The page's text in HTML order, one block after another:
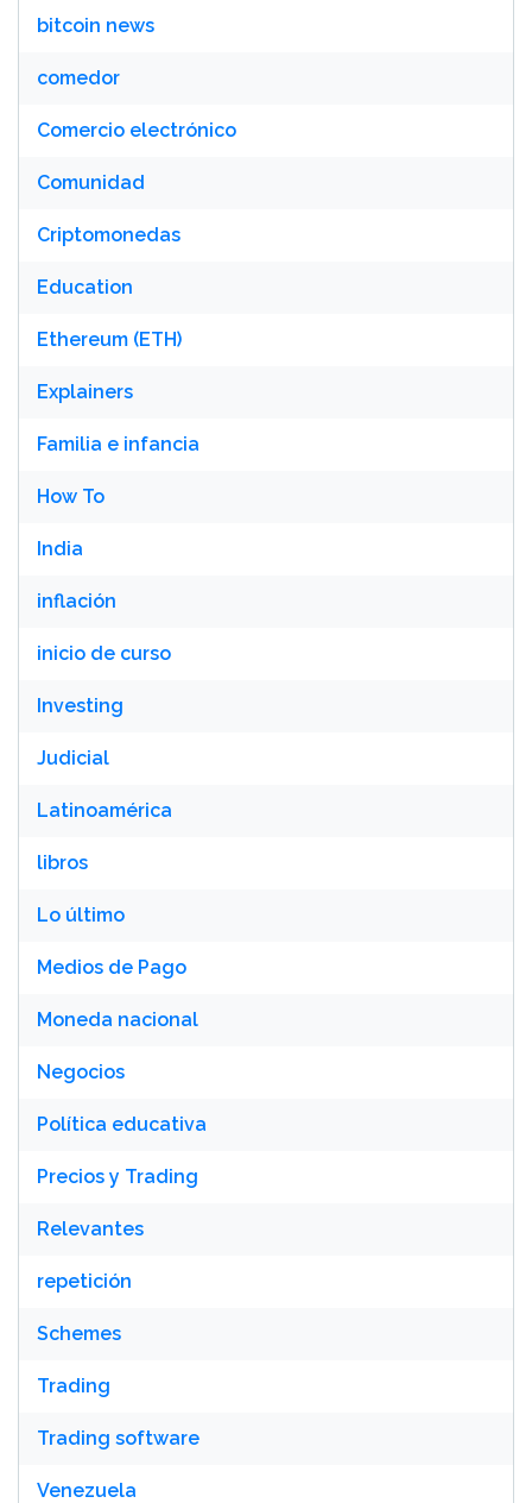
bitcoin news
comedor
Comercio electrónico
Comunidad
Criptomonedas
Education
Ethereum (ETH)
Explainers
Familia e infancia
How To
India
inflación
inicio de curso
Investing
Judicial
Latinoamérica
libros
Lo último
Medios de Pago
Moneda nacional
Negocios
Política educativa
Precios y Trading
Relevantes
repetición
Schemes
Trading
Trading software
Venezuela